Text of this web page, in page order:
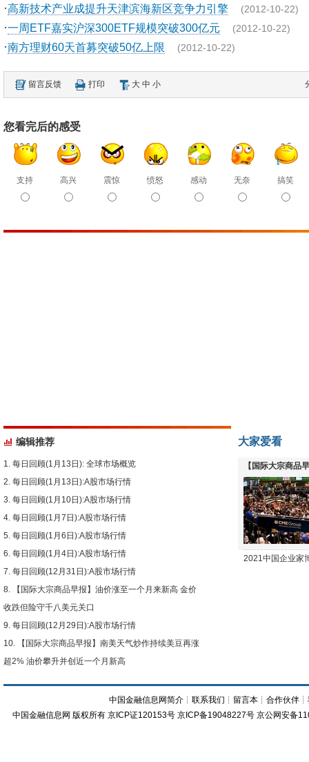
·高新技术产业成提升天津滨海新区竞争力引擎 (2012-10-22)
·一周ETF嘉实沪深300ETF规模突破300亿元 (2012-10-22)
·南方理财60天首募突破50亿上限 (2012-10-22)
留言反馈 打印 大 中 小
您看完后的感受
支持 高兴 震惊 愤怒 感动 无奈 搞笑
编辑推荐
每日回顾(1月13日): 全球市场概览
每日回顾(1月13日):A股市场行情
每日回顾(1月10日):A股市场行情
每日回顾(1月7日):A股市场行情
每日回顾(1月6日):A股市场行情
每日回顾(1月4日):A股市场行情
每日回顾(12月31日):A股市场行情
【国际大宗商品早报】油价涨至一个月来新高 金价
收跌但险守千八美元关口
每日回顾(12月29日):A股市场行情
【国际大宗商品早报】南美天气炒作持续美豆再涨
超2% 油价攀升并创近一个月新高
大家爱看
【国际大宗商品
下跌
2021中国企业家
中国金融信息网简介 ┊联系我们 ┊ 留言本 ┊合作伙伴 ┊
中国金融信息网 版权所有 京ICP证120153号 京ICP备19048227号 京公网安备